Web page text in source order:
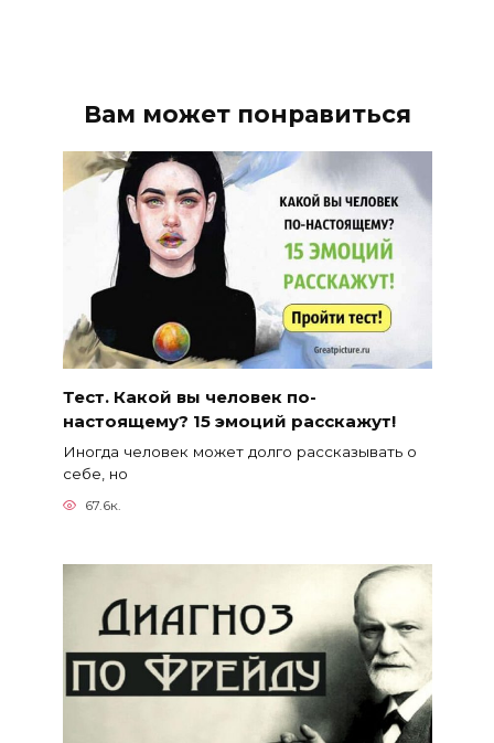
Вам может понравиться
Тест. Какой вы человек по-
настоящему? 15 эмоций расскажут!
Иногда человек может долго рассказывать о
себе, но
67.6к.